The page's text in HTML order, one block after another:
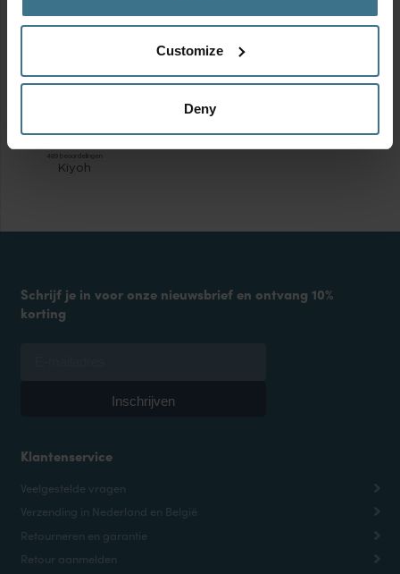
Customize
Deny
Klantenservice
Veelgestelde vragen
Verzending in Nederland en België
Retourneren en garantie
Retour aanmelden
Schrijf je in voor onze nieuwsbrief en ontvang 10%
korting